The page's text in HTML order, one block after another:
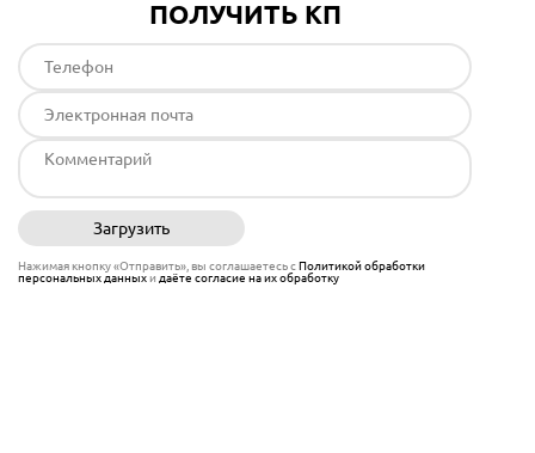
ПОЛУЧИТЬ КП
Загрузить
Нажимая кнопку «Отправить», вы соглашаетесь сПолитикой обработки
персональных данныхи даёте согласие на их обработку